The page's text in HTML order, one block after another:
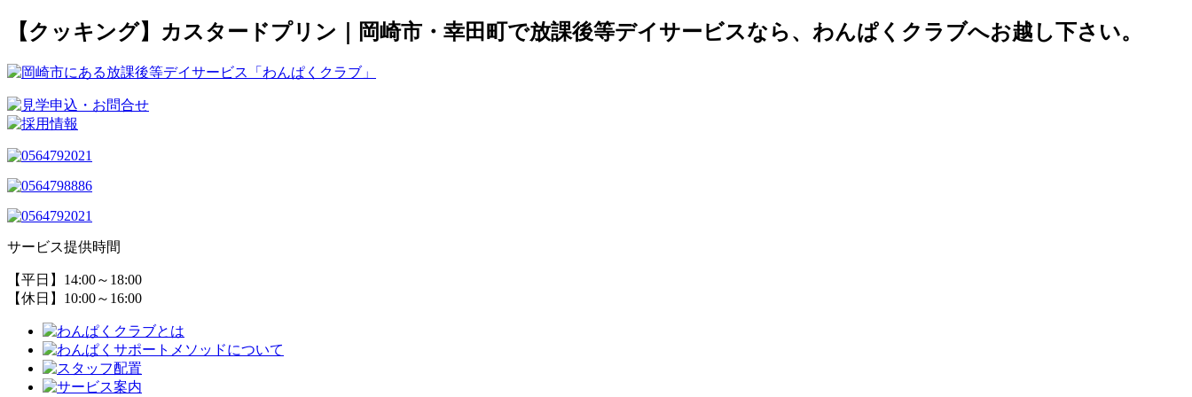
【クッキング】カスタードプリン｜岡崎市・幸田町で放課後等デイサービスなら、わんぱくクラブへお越し下さい。
サービス提供時間
【平日】14:00～18:00
【休日】10:00～16:00